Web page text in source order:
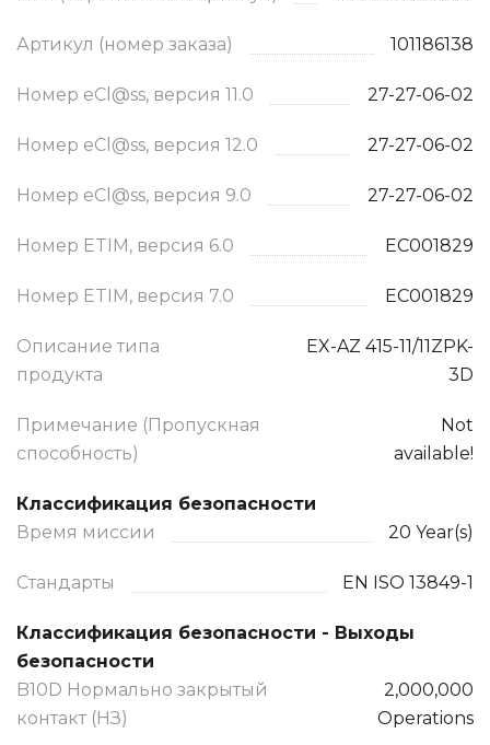
Артикул (номер заказа) 101186138
Номер eCl@ss, версия 11.0 27-27-06-02
Номер eCl@ss, версия 12.0 27-27-06-02
Номер eCl@ss, версия 9.0 27-27-06-02
Номер ETIM, версия 6.0 EC001829
Номер ETIM, версия 7.0 EC001829
Описание типа
продукта
EX-AZ 415-11/11ZPK-
3D
Примечание (Пропускная
способность)
Not
available!
Классификация безопасности
Время миссии
20 Year(s)
Стандарты EN ISO 13849-1
Классификация безопасности - Выходы
безопасности
B10D Нормально закрытый
контакт (НЗ)
2,000,000
Operations